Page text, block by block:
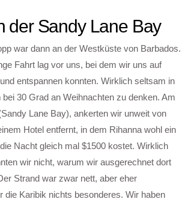
der Sandy Lane Bay
war dann an der Westküste von Barbados.
Fahrt lag vor uns, bei dem wir uns auf
entspannen konnten. Wirklich seltsam in
30 Grad an Weihnachten zu denken. Am
Lane Bay), ankerten wir unweit von
Hotel entfernt, in dem Rihanna wohl ein
Nacht gleich mal $1500 kostet. Wirklich
wir nicht, warum wir ausgerechnet dort
Strand war zwar nett, aber eher
die Karibik nichts besonderes. Wir haben